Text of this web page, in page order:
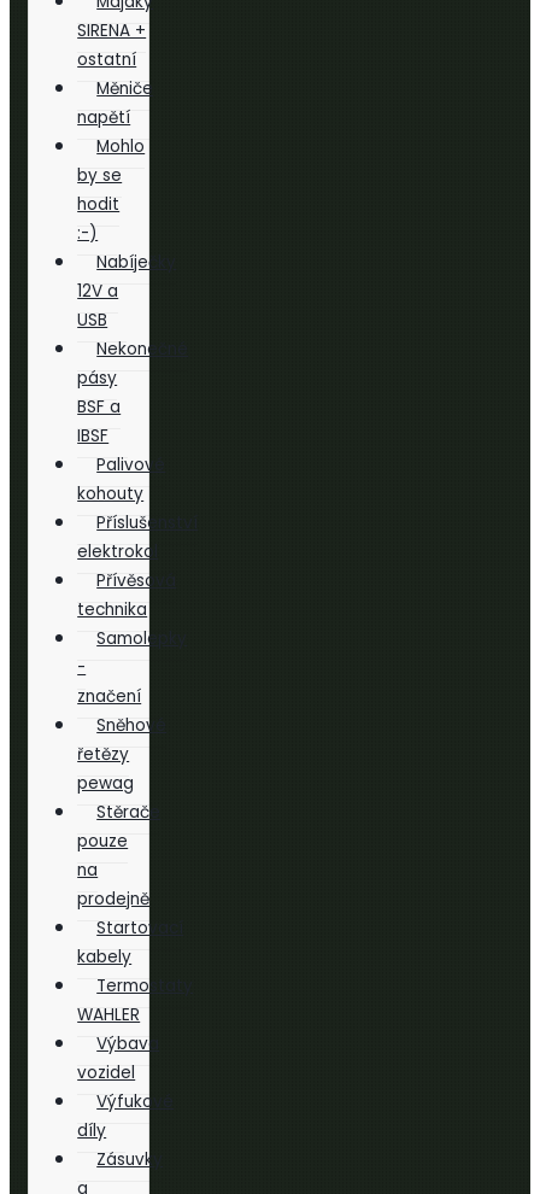
SIRENA +
ostatní
Měniče
napětí
Mohlo
by se
hodit
:-)
Nabíječky
12V a
USB
Nekonečné
pásy
BSF a
IBSF
Palivové
kohouty
Příslušenství
elektrokol
Přívěsová
technika
Samolepky
-
značení
Sněhové
řetězy
pewag
Stěrače
pouze
na
prodejně
Startovací
kabely
Termostaty
WAHLER
Výbava
vozidel
Výfukové
díly
Zásuvky
a